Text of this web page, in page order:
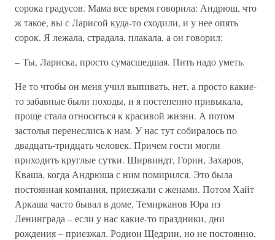
сорока градусов. Мама все время говорила: Андрюш, что
ж такое, вы с Ларисой куда-то сходили, и у нее опять
сорок. Я лежала, страдала, плакала, а он говорил:
– Ты, Лариска, просто сумасшедшая. Пить надо уметь.
Не то чтобы он меня учил выпивать, нет, а просто какие-
то забавные были походы, и я постепенно привыкала,
проще стала относиться к красивой жизни. А потом
застолья перенеслись к нам. У нас тут собиралось по
двадцать-тридцать человек. Причем гости могли
приходить круглые сутки. Ширвиндт, Горин, Захаров,
Кваша, когда Андрюша с ним помирился. Это была
постоянная компания, приезжали с женами. Потом Хайт
Аркаша часто бывал в доме, Темирканов Юра из
Ленинграда – если у нас какие-то праздники, дни
рождения – приезжал. Родион Щедрин, но не постоянно,